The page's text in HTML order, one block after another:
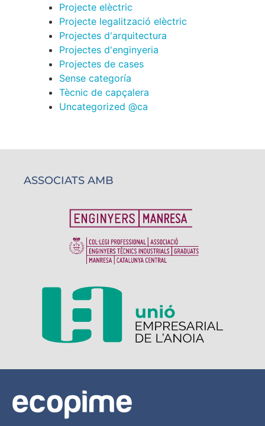
Projecte elèctric
Projecte legalització elèctric
Projectes d'arquitectura
Projectes d'enginyeria
Projectes de cases
Sense categoría
Tècnic de capçalera
Uncategorized @ca
ASSOCIATS AMB